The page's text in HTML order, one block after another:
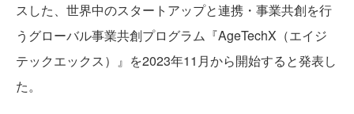
スした、世界中のスタートアップと連携・事業共創を行
うグローバル事業共創プログラム『AgeTechX（エイジ
テックエックス）』を2023年11月から開始すると発表し
た。